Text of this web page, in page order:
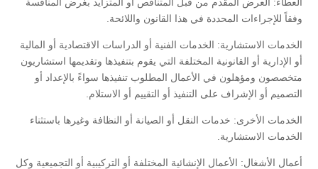
وفقاً للإجراءات المحددة في هذا القانون واللائحة.
الخدمات الاستشارية: الخدمات الفنية أو الدراسات الاقتصادية أو المالية
أو الإدارية أو القانونية المختلفة التي يقوم بتنفيذها وتقديمها استشاريون
متخصصون ومؤهلون في الأعمال المطلوب تنفيذها سواءً بالإعداد أو
التصميم أو الإشراف على التنفيذ أو التقييم أو الاستلام.
الخدمات الأخرى: خدمات النقل أو الصيانة أو النظافة وغيرها باستثناء
الخدمات الاستشارية.
أعمال الأشغال: الأعمال الإنشائية المختلفة أو التركيبية أو التجميعية وكل